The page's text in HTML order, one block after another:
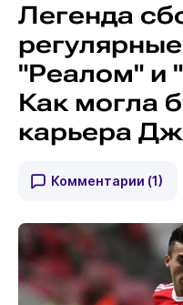
Легенда
"Реалом" и
Как могла
карьера
Комментарии (1)